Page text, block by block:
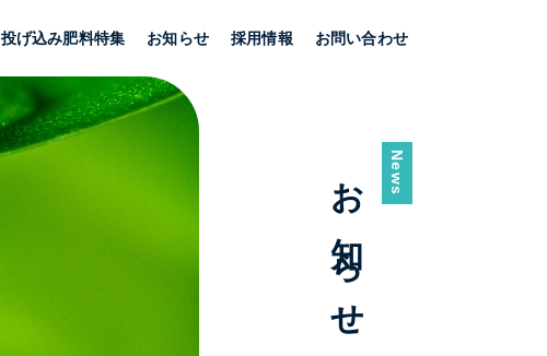
投げ込み肥料特集 お知らせ 採用情報 お問い合わせ
News
お知らせ